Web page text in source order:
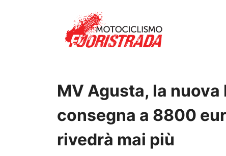
MV Agusta, la
consegna a 8800
rivedrà mai più